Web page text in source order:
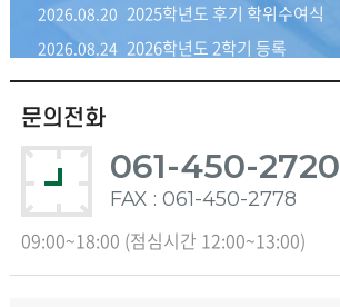
2026.08.20 2025학년도 후기 학위수여식
2026.08.24 2026학년도 2학기 등록
문의전화
061-450-2720
FAX : 061-450-2778
09:00~18:00 (점심시간 12:00~13:00)